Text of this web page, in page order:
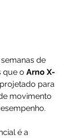
de
que o Arno X-
para
movimento
é a